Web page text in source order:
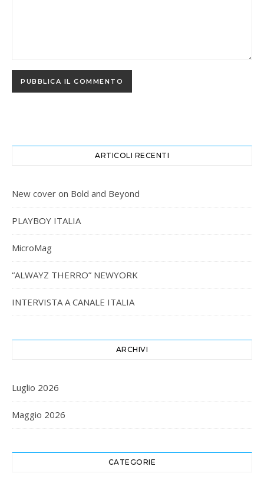
ARTICOLI RECENTI
New cover on Bold and Beyond
PLAYBOY ITALIA
MicroMag
“ALWAYZ THERRO” NEWYORK
INTERVISTA A CANALE ITALIA
ARCHIVI
Luglio 2026
Maggio 2026
CATEGORIE